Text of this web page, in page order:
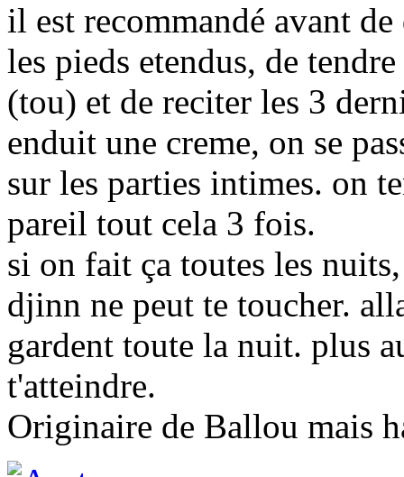
il est recommandé avant
les pieds etendus, de
(tou) et de reciter les 3
enduit une creme, on se
sur les parties intimes. on
pareil tout cela 3 fois.
si on fait ça toutes les
djinn ne peut te toucher.
gardent toute la nuit. plus
t'atteindre.
Originaire de Ballou mais